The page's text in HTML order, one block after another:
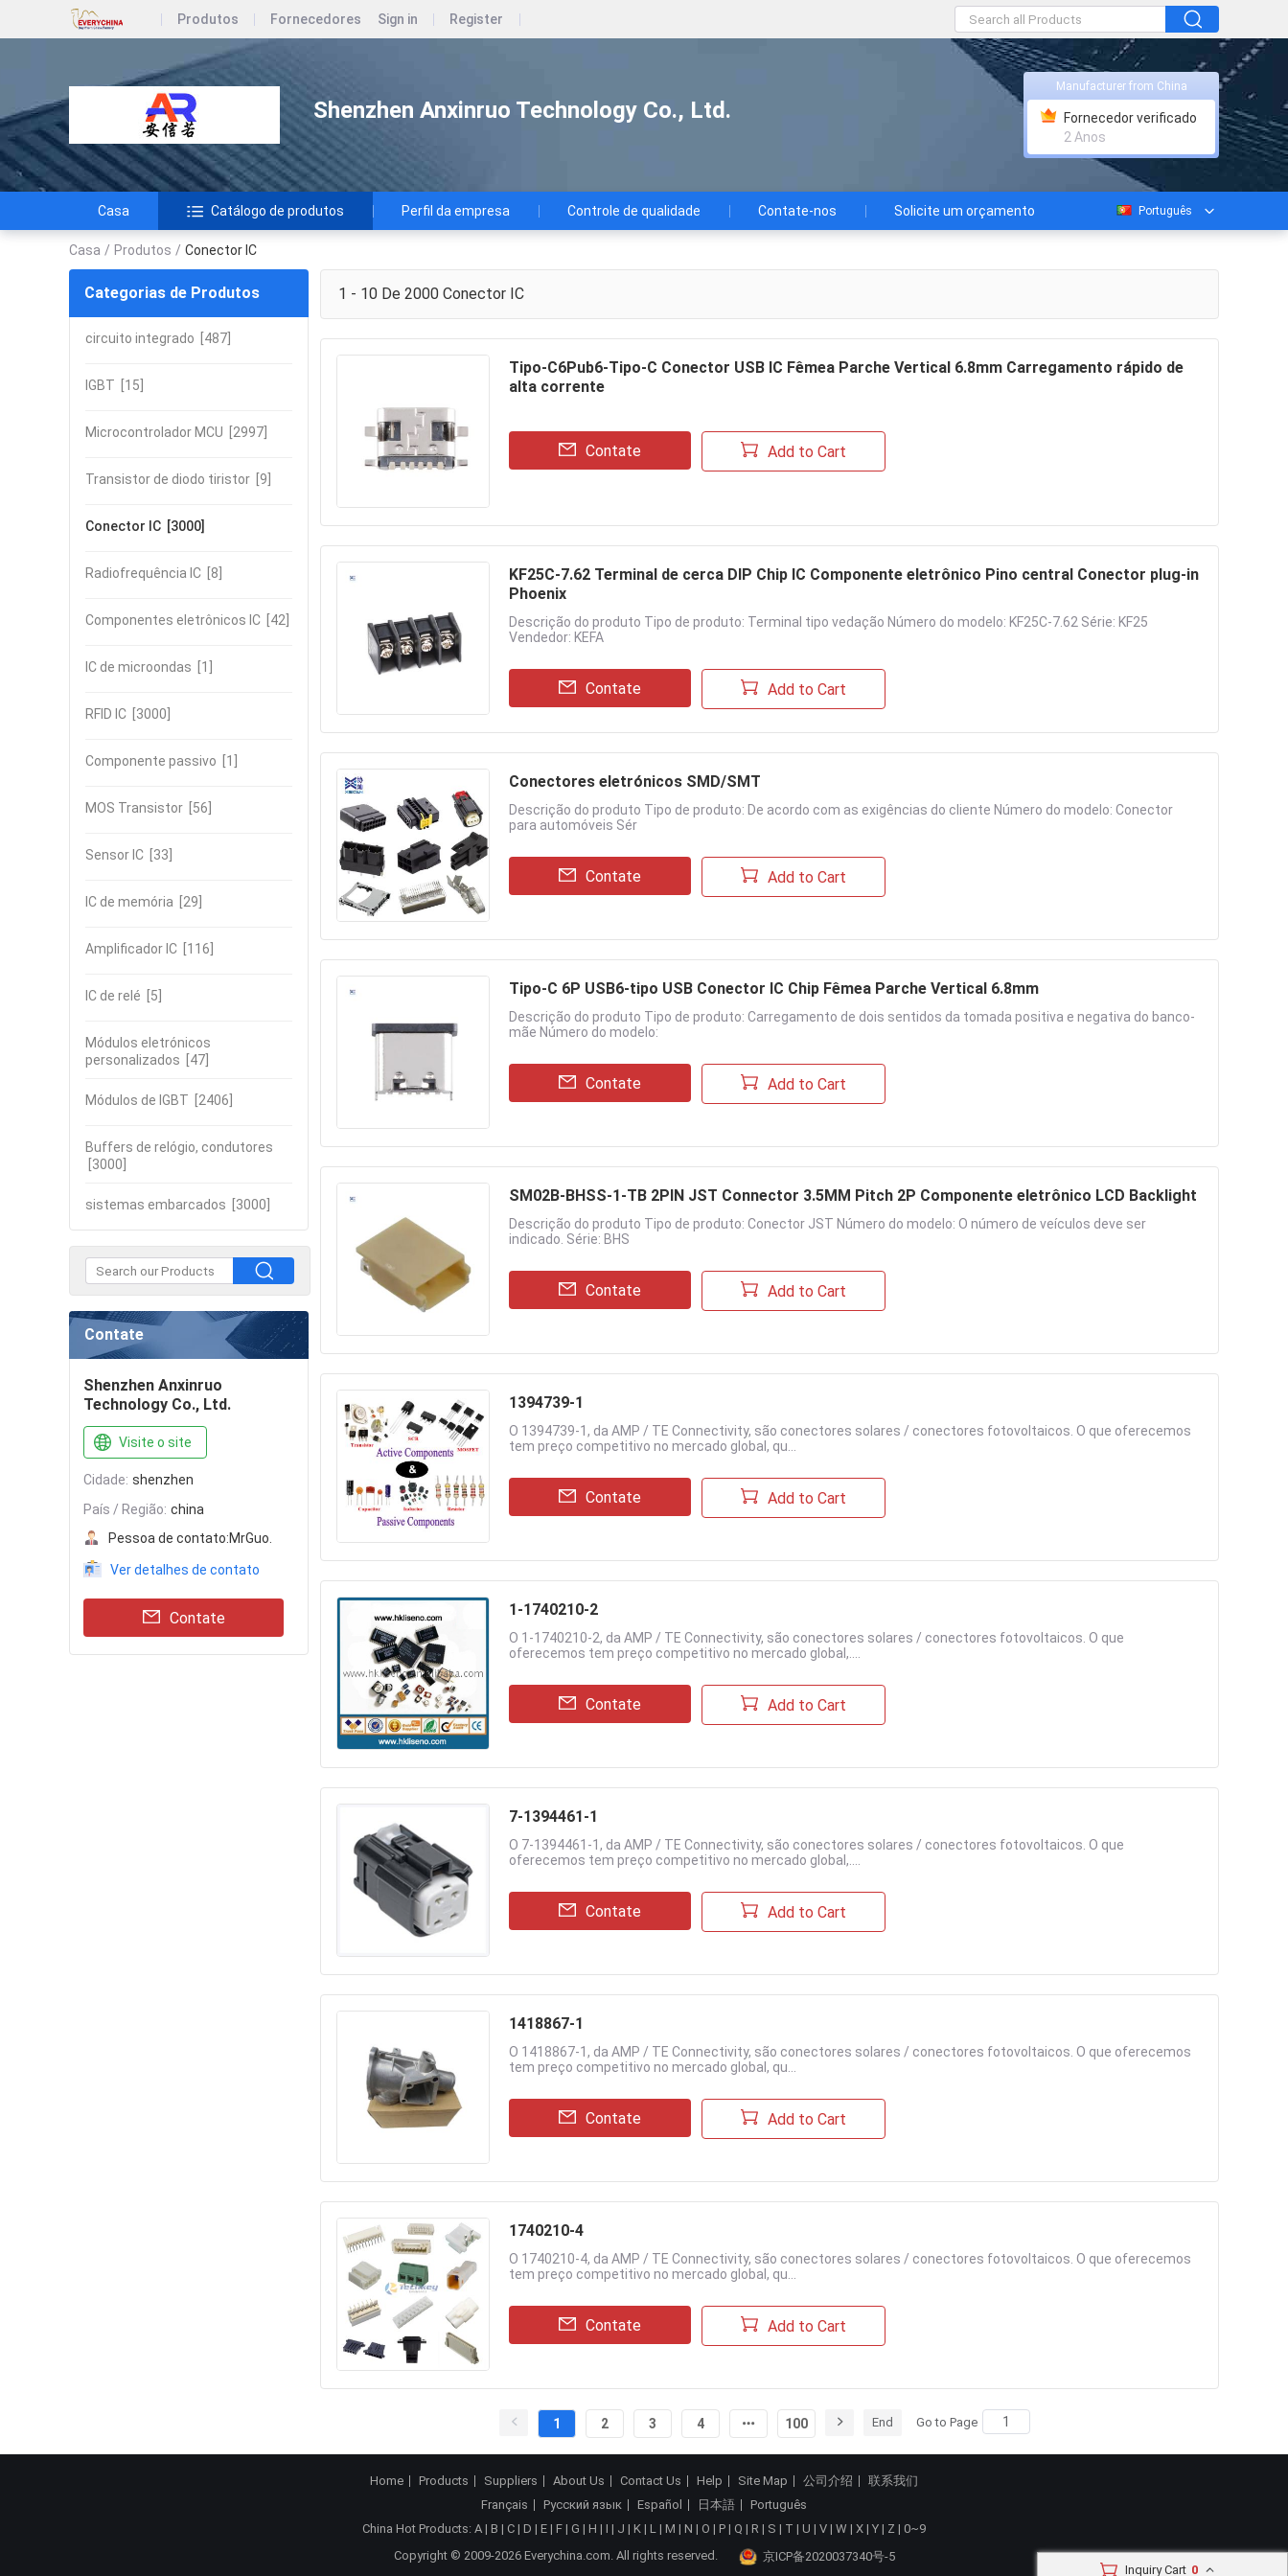
Produtos Fornecedores Sign in Register
Shenzhen Anxinruo Technology Co., Ltd.
Manufacturer from China
Fornecedor verificado
2 Anos
Casa Catálogo de produtos Perfil da empresa Controle de qualidade Contate-nos Solicite um orçamento Português
Casa / Produtos / Conector IC
Categorias de Produtos
circuito integrado [487]
IGBT [15]
Microcontrolador MCU [2997]
Transistor de diodo tiristor [9]
Conector IC [3000]
Radiofrequência IC [8]
Componentes eletrônicos IC [42]
IC de microondas [1]
RFID IC [3000]
Componente passivo [1]
MOS Transistor [56]
Sensor IC [33]
IC de memória [29]
Amplificador IC [116]
IC de relé [5]
Módulos eletrónicos
personalizados [47]
Módulos de IGBT [2406]
Buffers de relógio, condutores
[3000]
sistemas embarcados [3000]
Contate
Shenzhen Anxinruo
Technology Co., Ltd.
Visite o site
Cidade: shenzhen
País / Região: china
Pessoa de contato:MrGuo.
Ver detalhes de contato
Contate
1 - 10 De 2000 Conector IC
Tipo-C6Pub6-Tipo-C Conector USB IC Fêmea Parche Vertical 6.8mm Carregamento rápido de
alta corrente
Contate Add to Cart
KF25C-7.62 Terminal de cerca DIP Chip IC Componente eletrônico Pino central Conector plug-in
Phoenix
Descrição do produto Tipo de produto: Terminal tipo vedação Número do modelo: KF25C-7.62 Série: KF25
Vendedor: KEFA
Contate Add to Cart
Conectores eletrónicos SMD/SMT
Descrição do produto Tipo de produto: De acordo com as exigências do cliente Número do modelo: Conector
para automóveis Sér
Contate Add to Cart
Tipo-C 6P USB6-tipo USB Conector IC Chip Fêmea Parche Vertical 6.8mm
Descrição do produto Tipo de produto: Carregamento de dois sentidos da tomada positiva e negativa do banco-
mãe Número do modelo:
Contate Add to Cart
SM02B-BHSS-1-TB 2PIN JST Connector 3.5MM Pitch 2P Componente eletrônico LCD Backlight
Descrição do produto Tipo de produto: Conector JST Número do modelo: O número de veículos deve ser
indicado. Série: BHS
Contate Add to Cart
1394739-1
O 1394739-1, da AMP / TE Connectivity, são conectores solares / conectores fotovoltaicos. O que oferecemos
tem preço competitivo no mercado global, qu...
Contate Add to Cart
1-1740210-2
O 1-1740210-2, da AMP / TE Connectivity, são conectores solares / conectores fotovoltaicos. O que
oferecemos tem preço competitivo no mercado global,....
Contate Add to Cart
7-1394461-1
O 7-1394461-1, da AMP / TE Connectivity, são conectores solares / conectores fotovoltaicos. O que
oferecemos tem preço competitivo no mercado global,....
Contate Add to Cart
1418867-1
O 1418867-1, da AMP / TE Connectivity, são conectores solares / conectores fotovoltaicos. O que oferecemos
tem preço competitivo no mercado global, qu...
Contate Add to Cart
1740210-4
O 1740210-4, da AMP / TE Connectivity, são conectores solares / conectores fotovoltaicos. O que oferecemos
tem preço competitivo no mercado global, qu...
Contate Add to Cart
1 2 3 4 100 End Go to Page
Inquiry Cart 0
Home Products Suppliers About Us Contact Us Help Site Map 公司介绍
联系我们
Français
Русский язык Español 日本語
Português
China Hot Products: A | B | C | D | E | F | G | H | I | J | K | L | M | N | O | P | Q | R | S | T | U | V | W | X | Y | Z | 0~9
Copyright © 2009-2026 Everychina.com. All rights reserved.
京ICP备2020037340号-5